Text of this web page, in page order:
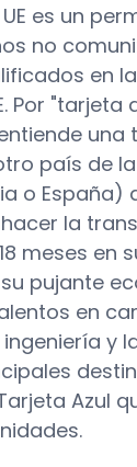
es un
no
en
Por "tarjeta
una
país de la
o España)
la
meses en
pujante
en
y
Azul